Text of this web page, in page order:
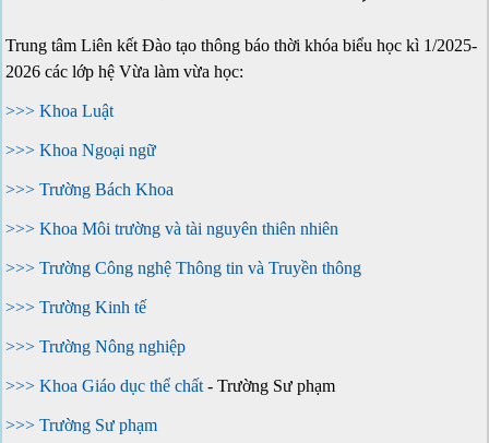
Trung tâm Liên kết Đào tạo thông báo thời khóa biểu học kì 1/2025-
2026 các lớp hệ Vừa làm vừa học:
>>> Khoa Luật
>>> Khoa Ngoại ngữ
>>> Trường Bách Khoa
>>> Khoa Môi trường và tài nguyên thiên nhiên
>>> Trường Công nghệ Thông tin và Truyền thông
>>> Trường Kinh tế
>>> Trường Nông nghiệp
>>> Khoa Giáo dục thể chất - Trường Sư phạm
>>> Trường Sư phạm